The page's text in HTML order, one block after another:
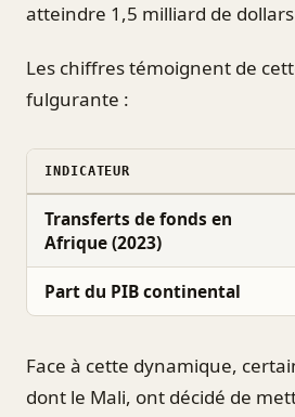
atteindre 1,5 milliard de dollars
Les chiffres témoignent de
fulgurante :
INDICATEUR
Transferts de fonds en
Afrique (2023)
Part du PIB continental
Face à cette dynamique,
dont le Mali, ont décidé de